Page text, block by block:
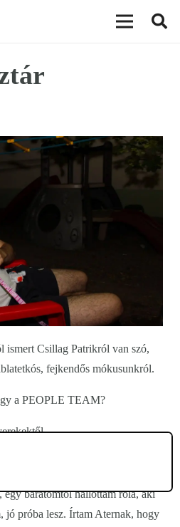
ismert Csillag Patrikról van szó,
fejkendős mókusunkról.
a PEOPLE TEAM?
egy barátomtól hallottam róla, aki
jó próba lesz. Írtam Aternak, hogy